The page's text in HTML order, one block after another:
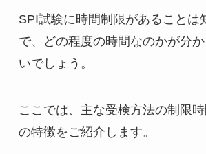
SPI試験に時間制限があることは
で、どの程度の時間なのかが分
いでしょう。
ここでは、主な受検方法の制限
の特徴をご紹介します。